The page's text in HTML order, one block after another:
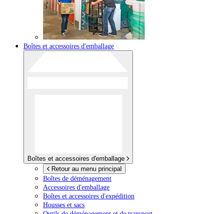
Boîtes et accessoires d'emballage
Boîtes et accessoires d'emballage
Retour au menu principal
Boîtes de déménagement
Accessoires d'emballage
Boîtes et accessoires d'expédition
Housses et sacs